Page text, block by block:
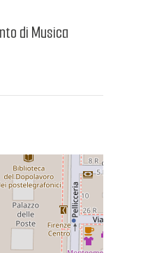
di Musica